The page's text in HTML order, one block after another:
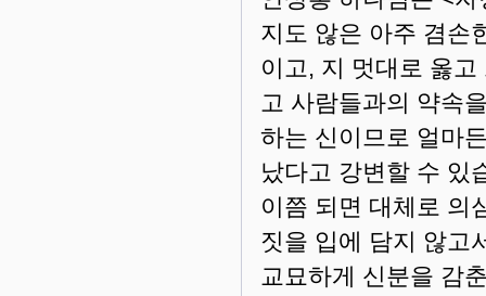
지도 않은 아주 겸손
이고, 지 멋대로 옳
고 사람들과의 약속
하는 신이므로 얼마
났다고 강변할 수 있
이쯤 되면 대체로 의
짓을 입에 담지 않고
교묘하게 신분을 감